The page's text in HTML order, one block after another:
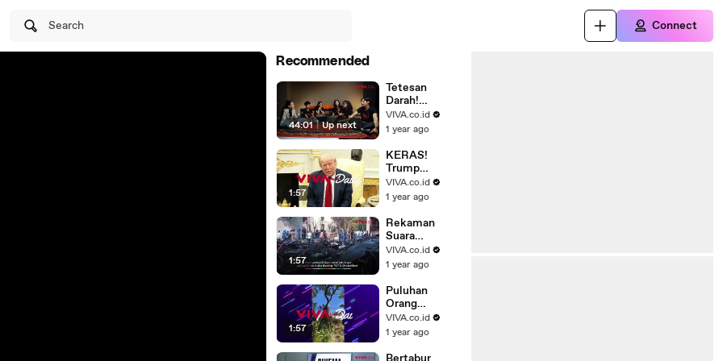
Search Connect
Recommended
44:01 | Up next
Tetesan
Darah!
Pengalaman
Mistis Para
Kitab Sijjin
VIVA.co.id
1 year ago
1:57
KERAS!
Trump
Ultimatum
Rusia Agar
Perang,
Ancamannya
VIVA.co.id
1 year ago
1:57
Rekaman
Suara
Jatuhnya
Pesawat Air
Pilot?
VIVA.co.id
1 year ago
1:57
Puluhan
Orang
Berjubah
Putih Putari
Lawu
VIVA.co.id
1 year ago